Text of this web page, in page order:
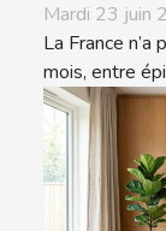
Mardi 23 juin
La France
mois, entre